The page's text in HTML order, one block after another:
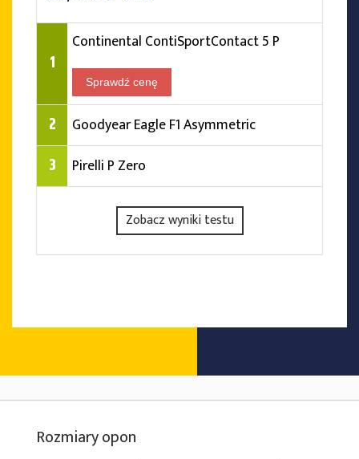
1
Continental ContiSportContact 5 P
Sprawdź cenę
2 Goodyear Eagle F1 Asymmetric
3 Pirelli P Zero
Zobacz wyniki testu
Rozmiary opon